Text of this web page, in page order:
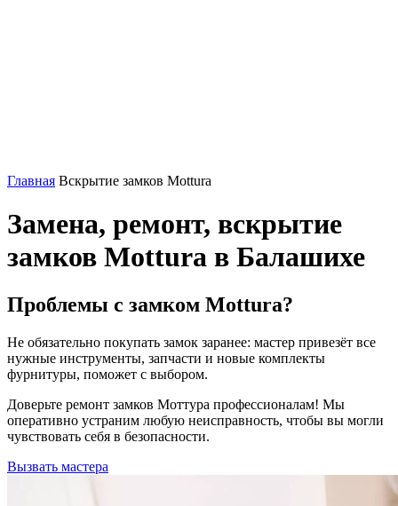
Главная Вскрытие замков Mottura
Замена, ремонт, вскрытие
замков Mottura в Балашихе
Проблемы с замком Mottura?
Не обязательно покупать замок заранее: мастер привезёт все
нужные инструменты, запчасти и новые комплекты
фурнитуры, поможет с выбором.
Доверьте ремонт замков Моттура профессионалам! Мы
оперативно устраним любую неисправность, чтобы вы могли
чувствовать себя в безопасности.
Вызвать мастера